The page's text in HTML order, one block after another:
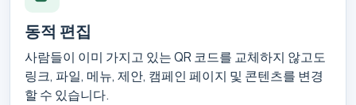
동적 편집
사람들이 이미 가지고 있는 QR 코드를 교체하지 않고도
링크, 파일, 메뉴, 제안, 캠페인 페이지 및 콘텐츠를 변경
할 수 있습니다.